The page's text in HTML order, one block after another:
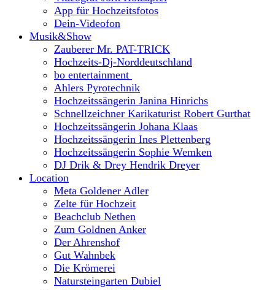
App für Hochzeitsfotos
Dein-Videofon
Musik&Show
Zauberer Mr. PAT-TRICK
Hochzeits-Dj-Norddeutschland
bo entertainment
Ahlers Pyrotechnik
Hochzeitssängerin Janina Hinrichs
Schnellzeichner Karikaturist Robert Gurthat
Hochzeitssängerin Johana Klaas
Hochzeitssängerin Ines Plettenberg
Hochzeitssängerin Sophie Wemken
DJ Drik & Drey Hendrik Dreyer
Location
Meta Goldener Adler
Zelte für Hochzeit
Beachclub Nethen
Zum Goldnen Anker
Der Ahrenshof
Gut Wahnbek
Die Krömerei
Natursteingarten Dubiel